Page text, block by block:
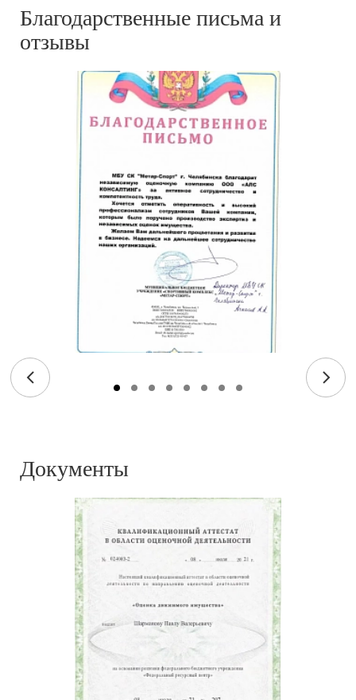
Благодарственные письма и
отзывы
Документы